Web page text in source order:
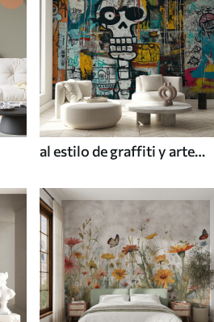
al estilo de graffiti y arte